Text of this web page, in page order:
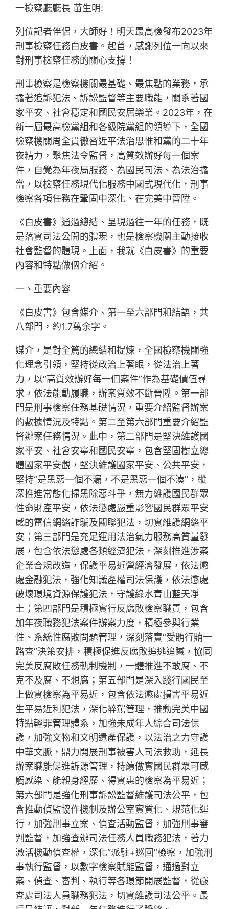
一檢察廳廳長 苗生明:
列位記者伴侶，大師好！明天最高檢發布2023年
刑事檢察任務白皮書。起首，感謝列位一向以來
對刑事檢察任務的關心支撐！
刑事檢察是檢察機關最基礎、最焦點的業務，承
擔著追訴犯法、訴訟監督等主要職能，關系著國
家平安、社會穩定和國民安居樂業。2023年，在
新一屆最高檢黨組和各級院黨組的領導下，全國
檢察機關周全貫徹習近平法治思惟和黨的二十年
夜精力，聚焦法令監督，高質效辦好每一個案
件，自覺為年夜局服務、為國民司法、為法治擔
當，以檢察任務現代化服務中國式現代化，刑事
檢察各項任務在鞏固中深化、在完美中晉陞。
《白皮書》通過總結、呈現過往一年的任務，既
是落實司法公開的體現，也是檢察機關主動接收
社會監督的體現。上面，我就《白皮書》的重要
內容和特點做個介紹。
一、重要內容
《白皮書》包含媒介、第一至六部門和結語，共
八部門，約1.7萬余字。
媒介，是對全篇的總結和提煉，全國檢察機關強
化理念引領，堅持從政治上著眼，從法治上著
力，以“高質效辦好每一個案件”作為基礎價值尋
求，依法能動履職，辦案質效不斷晉陞。第一部
門是刑事檢察任務基礎情況，重要介紹監督辦案
的數據情況及特點。第二至第六部門重要介紹監
督辦案任務情況。此中，第二部門是堅決維護國
家平安、社會安寧和國民安寧，包含堅固樹立總
體國家平安觀，堅決維護國家平安、公共平安，
堅持“是黑惡一個不漏，不是黑惡一個不湊”，縱
深推進常態化掃黑除惡斗爭，無力維護國民群眾
性命財產平安，依法懲處嚴重影響國民群眾平安
感的電信網絡詐騙及關聯犯法，切實維護網絡平
安；第三部門是充足運用法治氣力服務高質量發
展，包含依法懲處各類經濟犯法，深刻推進涉案
企業合規改造，保護平易近營經濟發展，依法懲
處金融犯法，強化知識產權司法保護，依法懲處
破壞環境資源保護犯法，守護綠水青山藍天凈
土；第四部門是積極實行反腐敗檢察職責，包含
加年夜職務犯法案件辦案力度，積極參與行業
性、系統性腐敗問題管理，深刻落實“受賄行賄一
路查”決策安排，積極促進反腐敗追逃追贓，協同
完美反腐敗任務軌制機制，一體推進不敢腐、不
克不及腐、不想腐；第五部門是深入踐行國民至
上做實檢察為平易近，包含依法懲處損害平易近
生平易近利犯法，深化醉駕管理，推動完美中國
特點輕罪管理體系，加強未成年人綜合司法保
護，加強文物和文明遺產保護，以法治之力守護
中華文脈，鼎力開展刑事被害人司法救助，延長
辦案職能促進訴源管理，持續做實國民群眾可感
觸感染、能親身經歷、得實惠的檢察為平易近；
第六部門是強化刑事訴訟監督維護司法公平，包
含推動偵監協作機制及辦公室實質化、規范化運
行，加強刑事立案、偵查活動監督，加強刑事審
判監督，加強查辦司法任務人員職務犯法，著力
激活機動偵查權，深化“派駐+巡回”檢察，加強刑
事執行監督，以數字檢察賦能監督，通過對立
案、偵查、審判、執行等各環節開展監督，從嚴
查處司法人員職務犯法，切實維護司法公平。最